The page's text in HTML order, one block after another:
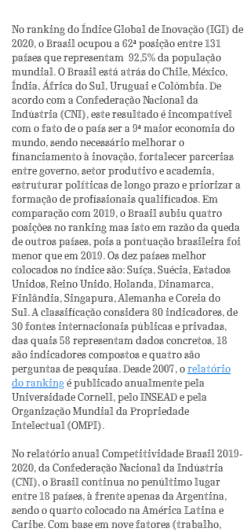
No ranking do Índice Global de Inovação (IGI) de
2020, o Brasil ocupou a 62ª posição entre 131
países que representam 92,5% da população
mundial. O Brasil está atrás do Chile, México,
Índia, África do Sul, Uruguai e Colômbia. De
acordo com a Confederação Nacional da
Indústria (CNI), este resultado é incompatível
com o fato de o país ser a 9ª maior economia do
mundo, sendo necessário melhorar o
financiamento à inovação, fortalecer parcerias
entre governo, setor produtivo e academia,
estruturar políticas de longo prazo e priorizar a
formação de profissionais qualificados. Em
comparação com 2019, o Brasil subiu quatro
posições no ranking mas isto em razão da queda
de outros países, pois a pontuação brasileira foi
menor que em 2019. Os dez países melhor
colocados no índice são: Suíça, Suécia, Estados
Unidos, Reino Unido, Holanda, Dinamarca,
Finlândia, Singapura, Alemanha e Coreia do
Sul. A classificação considera 80 indicadores, de
30 fontes internacionais públicas e privadas,
das quais 58 representam dados concretos, 18
são indicadores compostos e quatro são
perguntas de pesquisa. Desde 2007, orelatório
do ranking é publicado anualmente pela
Universidade Cornell, pelo INSEAD e pela
Organização Mundial da Propriedade
Intelectual (OMPI).
No relatório anual Competitividade Brasil2019-
2020, da Confederação Nacional da Indústria
(CNI), o Brasil continua no penúltimo lugar
entre 18 países, à frente apenas da Argentina,
sendo o quarto colocado na América Latina e
Caribe. Com base em nove fatores (trabalho,